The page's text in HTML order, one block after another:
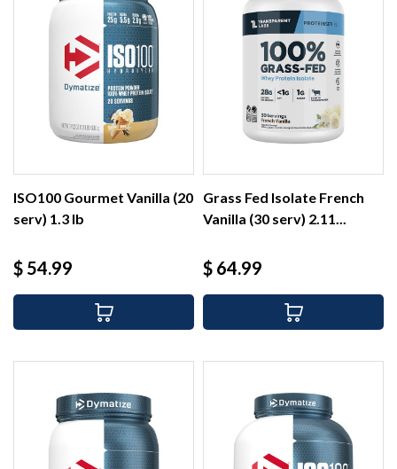
ISO100 Gourmet Vanilla (20
serv) 1.3 lb
Precio
$ 54.99
Grass Fed Isolate French
Vanilla (30 serv) 2.11...
Precio
$ 64.99